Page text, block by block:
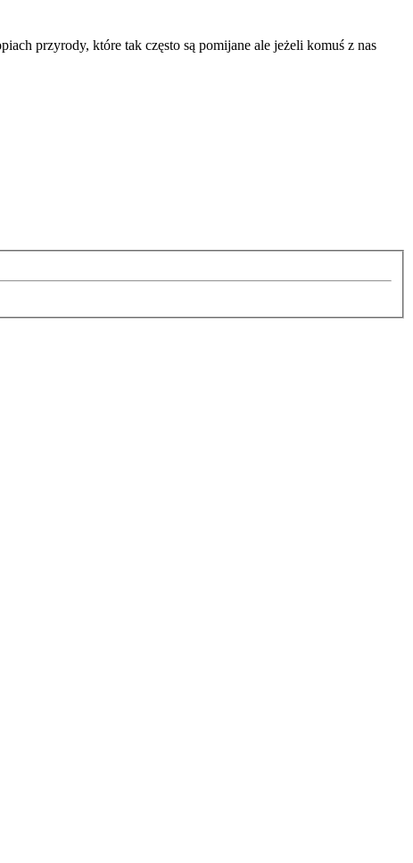
przyrody, które tak często są pomijane ale jeżeli komuś z nas